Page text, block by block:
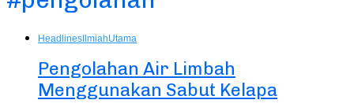
HeadlinesIlmiahUtama
Pengolahan Air Limbah
Menggunakan Sabut Kelapa